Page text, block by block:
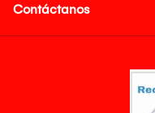
Contáctanos